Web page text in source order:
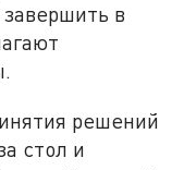
в
решений
стол и